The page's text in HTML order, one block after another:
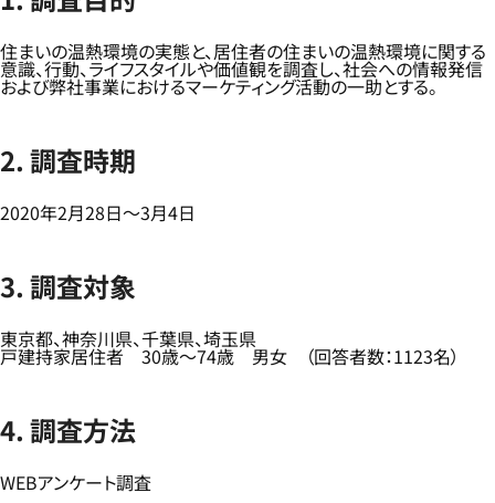
住まいの温熱環境の実態と、居住者の住まいの温熱環境に関する
意識、行動、ライフスタイルや価値観を調査し、社会への情報発信
および弊社事業におけるマーケティング活動の一助とする。
2. 調査時期
2020年2月28日～3月4日
3. 調査対象
東京都、神奈川県、千葉県、埼玉県
戸建持家居住者 30歳～74歳 男女 （回答者数：1123名）
4. 調査方法
WEBアンケート調査